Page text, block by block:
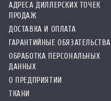
АДРЕСА ДИЛЛЕРСКИХ ТОЧЕК
ПРОДАЖ
ДОСТАВКА И ОПЛАТА
ГАРАНТИЙНЫЕ ОБЯЗАТЕЛЬСТВА
ОБРАБОТКА ПЕРСОНАЛЬНЫХ
ДАННЫХ
О ПРЕДПРИЯТИИ
ТКАНИ